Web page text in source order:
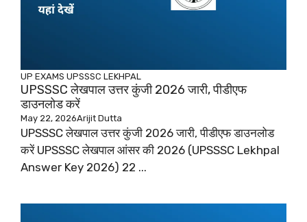
UP EXAMS UPSSSC LEKHPAL
UPSSSC लेखपाल उत्तर कुंजी 2026 जारी, पीडीएफ
डाउनलोड करें
May 22, 2026Arijit Dutta
UPSSSC लेखपाल उत्तर कुंजी 2026 जारी, पीडीएफ डाउनलोड
करें UPSSSC लेखपाल आंसर की 2026 (UPSSSC Lekhpal
Answer Key 2026) 22 ...